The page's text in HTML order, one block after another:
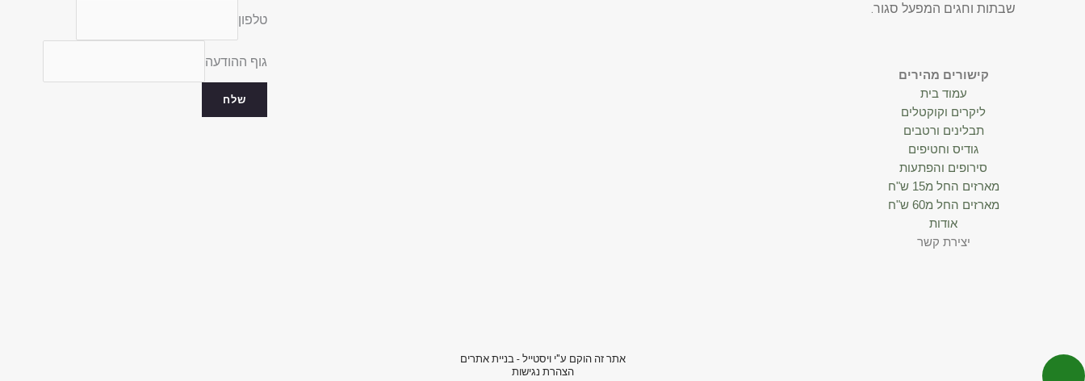
שבתות וחגים המפעל סגור.
קישורים מהירים
עמוד בית
ליקרים וקוקטלים
תבלינים ורטבים
גודיס וחטיפים
סירופים והפתעות
מארזים החל מ15 ש"ח
מארזים החל מ60 ש"ח
אודות
יצירת קשר
טלפון
גוף ההודעה
שלח
אתר זה הוקם ע"י ויסטייל - בניית אתרים
הצהרת נגישות